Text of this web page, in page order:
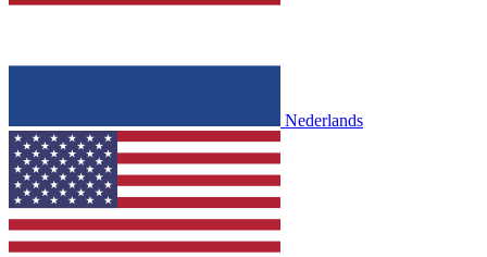
Nederlands